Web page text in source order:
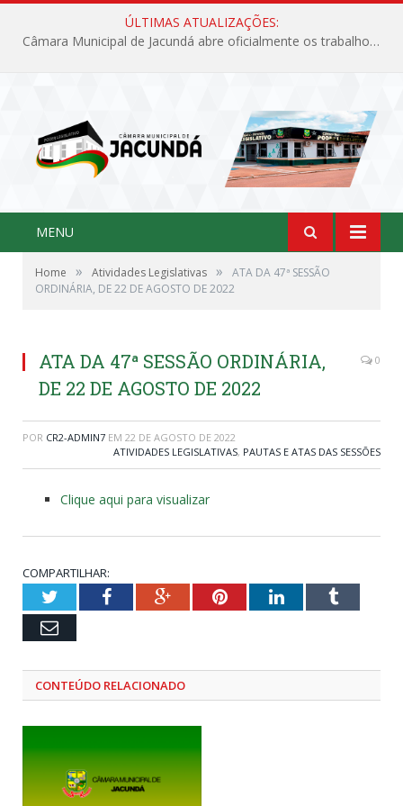
ÚLTIMAS ATUALIZAÇÕES:
Câmara Municipal de Jacundá abre oficialmente os trabalhos legislativos de 2026
MENU
Home » Atividades Legislativas »
ATA DA 47ª SESSÃO
ORDINÁRIA, DE 22 DE AGOSTO DE 2022
ATA DA 47ª SESSÃO ORDINÁRIA,
DE 22 DE AGOSTO DE 2022
0
POR CR2-ADMIN7 EM 22 DE AGOSTO DE 2022
ATIVIDADES LEGISLATIVAS, PAUTAS E ATAS DAS SESSÕES
Clique aqui para visualizar
COMPARTILHAR:
TwitterFacebookGoogle+PinterestLinkedInTumblr
Email
CONTEÚDO RELACIONADO